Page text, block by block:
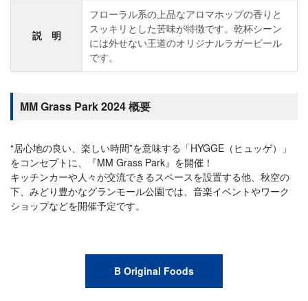
説 明
フローラル系の上品なアロマホップの香りと
スッキリとした苦味が特徴です。乾杯シーン
には外せない王道のオリジナルラガービール
です。
MM Grass Park 2024 概要
“居心地の良い、楽しい時間”を意味する「HYGGE（ヒュッゲ）」
をコンセプトに、『MM Grass Park』を開催！
キッチンカーや人々が交流できるスペースを設置する他、秋空の
下、みどり豊かなグランモール公園では、音楽イベントやワーク
ショップなどを開催予定です。
B Original Foods